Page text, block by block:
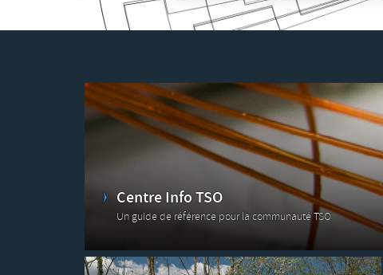
Centre Info TSO
Un guide de référence pour la communauté TSO